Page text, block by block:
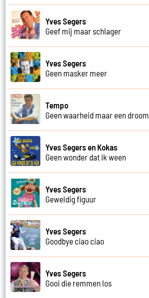
Yves Segers
Geef mij maar schlager
Yves Segers
Geen masker meer
Tempo
Geen waarheid maar een droom
Yves Segers en Kokas
Geen wonder dat ik ween
Yves Segers
Geweldig figuur
Yves Segers
Goodbye ciao ciao
Yves Segers
Gooi die remmen los